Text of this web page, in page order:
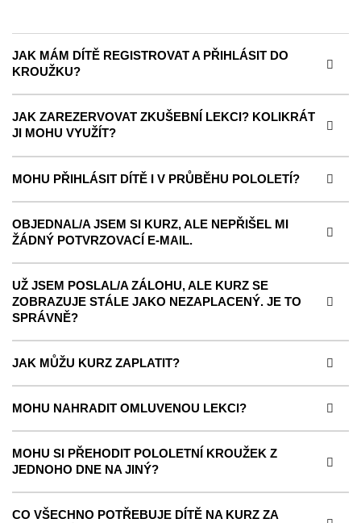
JAK MÁM DÍTĚ REGISTROVAT A PŘIHLÁSIT DO
KROUŽKU?
JAK ZAREZERVOVAT ZKUŠEBNÍ LEKCI? KOLIKRÁT
JI MOHU VYUŽÍT?
MOHU PŘIHLÁSIT DÍTĚ I V PRŮBĚHU POLOLETÍ?
OBJEDNAL/A JSEM SI KURZ, ALE NEPŘIŠEL MI
ŽÁDNÝ POTVRZOVACÍ E-MAIL.
UŽ JSEM POSLAL/A ZÁLOHU, ALE KURZ SE
ZOBRAZUJE STÁLE JAKO NEZAPLACENÝ. JE TO
SPRÁVNĚ?
JAK MŮŽU KURZ ZAPLATIT?
MOHU NAHRADIT OMLUVENOU LEKCI?
MOHU SI PŘEHODIT POLOLETNÍ KROUŽEK Z
JEDNOHO DNE NA JINÝ?
CO VŠECHNO POTŘEBUJE DÍTĚ NA KURZ ZA